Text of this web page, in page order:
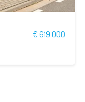
€ 619.000